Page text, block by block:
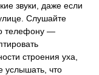
звуки, даже если
Слушайте
телефону —
строения уха,
услышать, что